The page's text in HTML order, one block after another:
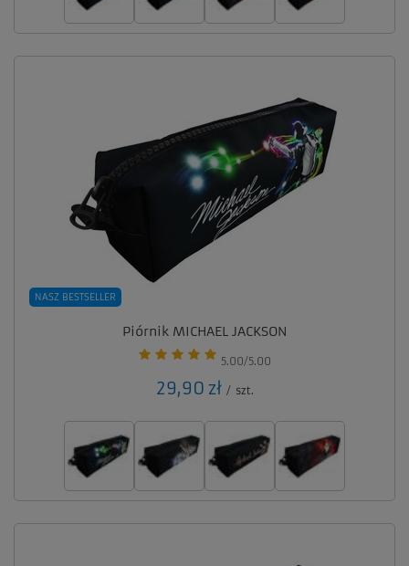
NASZ BESTSELLER
Piórnik MICHAEL JACKSON
5.00/5.00
29,90 zł / szt.